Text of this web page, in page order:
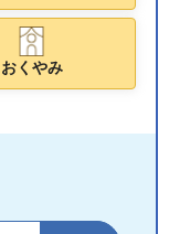
おくやみ